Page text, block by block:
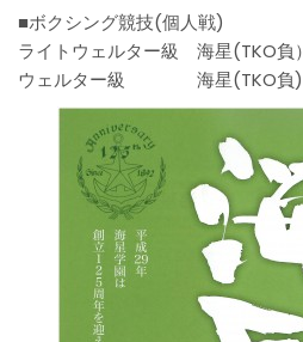
■ボクシング競技(個人戦)
ライトウェルター級 海星(TKO負）
ウェルター級 海星(TKO負)